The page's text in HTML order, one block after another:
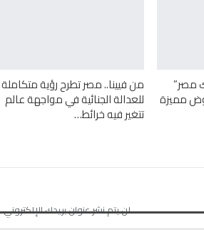
مصر”
2026 بعروض مميزة
من فيينا.. مصر تطرح رؤية متكاملة
للعدالة الجنائية في مواجهة عالم
تتغير فيه خرائط…
لن يتم نشر عنوان بريدك الإلكتروني.